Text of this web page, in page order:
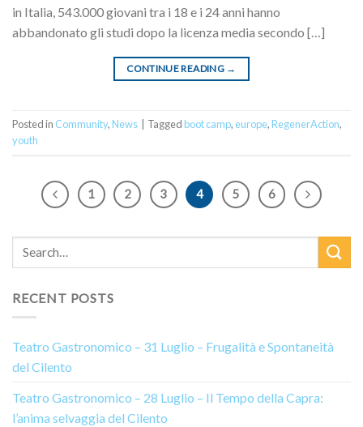
in Italia, 543.000 giovani tra i 18 e i 24 anni hanno
abbandonato gli studi dopo la licenza media secondo […]
CONTINUE READING →
Posted in Community, News Tagged boot camp, europe, RegenerAction,
youth
1 2 3 4 5 6
RECENT POSTS
Teatro Gastronomico – 31 Luglio – Frugalità e Spontaneità
del Cilento
Teatro Gastronomico – 28 Luglio – Il Tempo della Capra:
l’anima selvaggia del Cilento